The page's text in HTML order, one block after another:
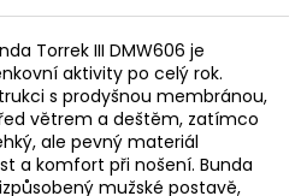
Torrek III DMW606 je
aktivity po celý rok.
s prodyšnou membránou,
větrem a deštěm, zatímco
ale pevný materiál
a komfort při nošení. Bunda
mužské postavě,